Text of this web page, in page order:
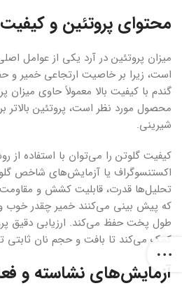
محتوای پروتئین و
میزان پروتئین در آرد یکی از عوامل
است، زیرا بر خاصیت ارتجاعی خمیر و
گندم با کیفیت بالا معمولاً حاوی میزان
محصول مورد نظر است، پروتئین بالاتر
شیرینی.
کیفیت گلوتن را می‌توان با استفاده از
اکستنسوگراف یا آزمایش‌های شاخص
تحلیل‌ها قدرت، قابلیت کشش و مقاومت
که پیش بینی می‌کنند خمیر چقدر خوب
طول پخت حفظ می‌کند. ارزیابی دقیق
کمک می‌کند تا بافت و حجم نان ثابتی
آزمایش‌های نشاسته و